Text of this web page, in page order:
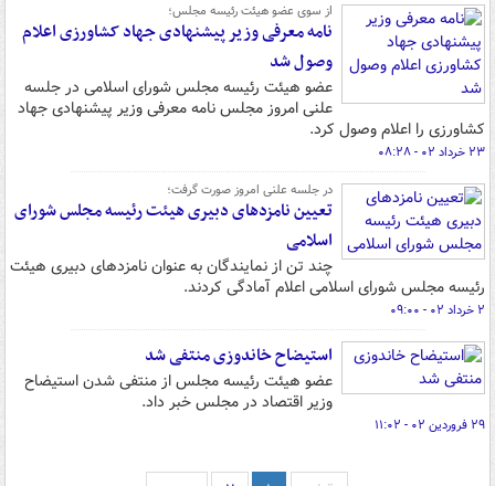
از سوی عضو هیئت رئیسه مجلس؛
نامه معرفی وزیر پیشنهادی جهاد کشاورزی اعلام
وصول شد
عضو هیئت رئیسه مجلس شورای اسلامی در جلسه
علنی امروز مجلس نامه معرفی وزیر پیشنهادی جهاد
کشاورزی را اعلام وصول کرد.
۲۳ خرداد ۰۲ - ۰۸:۲۸
در جلسه علنی امروز صورت گرفت؛
تعیین نامزدهای دبیری هیئت رئیسه مجلس شورای
اسلامی
چند تن از نمایندگان به عنوان نامزدهای دبیری هیئت
رئیسه مجلس شورای اسلامی اعلام آمادگی کردند.
۲ خرداد ۰۲ - ۰۹:۰۰
استیضاح خاندوزی منتفی شد
عضو هیئت رئیسه مجلس از منتفی شدن استیضاح
وزیر اقتصاد در مجلس خبر داد.
۲۹ فروردین ۰۲ - ۱۱:۰۲